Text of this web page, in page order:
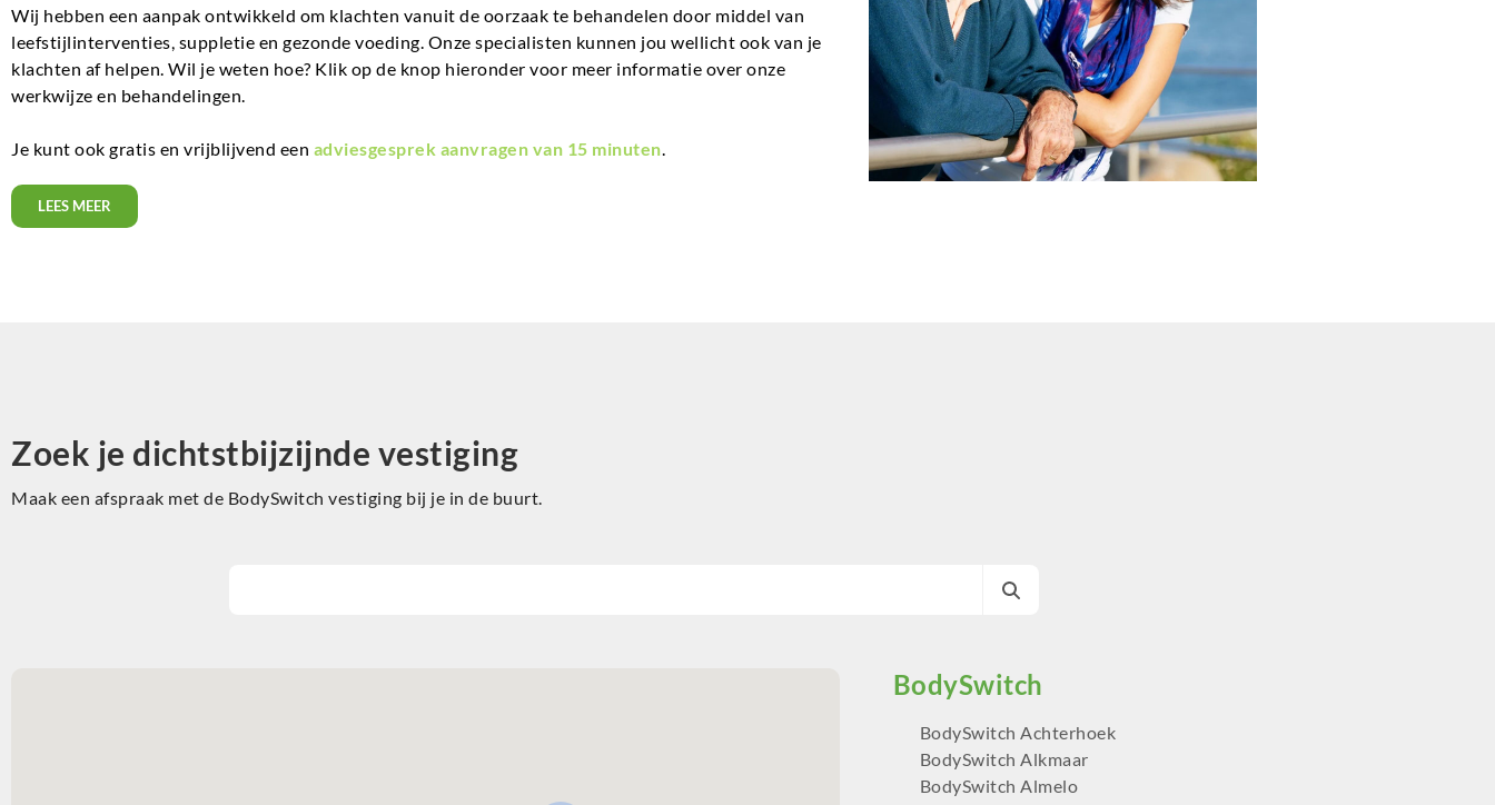
Wij hebben een aanpak ontwikkeld om klachten vanuit de oorzaak te behandelen door middel van
leefstijlinterventies, suppletie en gezonde voeding. Onze specialisten kunnen jou wellicht ook van je
klachten af helpen. Wil je weten hoe? Klik op de knop hieronder voor meer informatie over onze
werkwijze en behandelingen.
Je kunt ook gratis en vrijblijvend een adviesgesprek aanvragen van 15 minuten.
LEES MEER
Zoek je dichtstbijzijnde vestiging
Maak een afspraak met de BodySwitch vestiging bij je in de buurt.
BodySwitch Achterhoek
BodySwitch Alkmaar
BodySwitch Almelo